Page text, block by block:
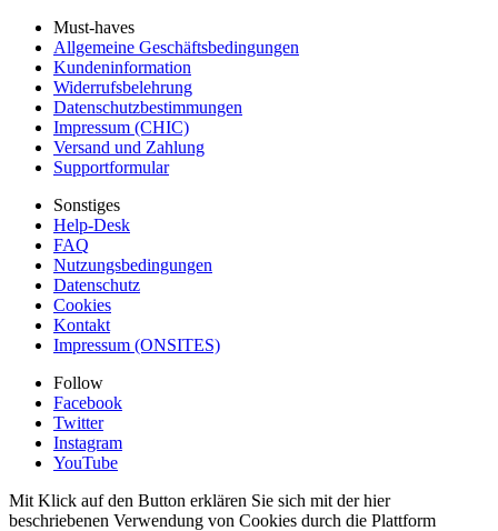
Must-haves
Allgemeine Geschäftsbedingungen
Kundeninformation
Widerrufsbelehrung
Datenschutzbestimmungen
Impressum (CHIC)
Versand und Zahlung
Supportformular
Sonstiges
Help-Desk
FAQ
Nutzungsbedingungen
Datenschutz
Cookies
Kontakt
Impressum (ONSITES)
Follow
Facebook
Twitter
Instagram
YouTube
Mit Klick auf den Button erklären Sie sich mit der hier
beschriebenen Verwendung von Cookies durch die Plattform